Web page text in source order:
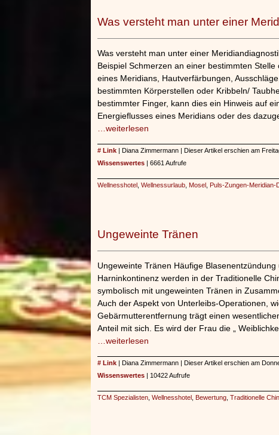
Was versteht man unter einer
Was versteht man unter einer
Beispiel Schmerzen an einer bestimmten Stelle
eines Meridians, Hautverfärbungen,
bestimmten Körperstellen oder Kribbeln/
bestimmter Finger, kann dies ein Hinweis auf
Energieflusses eines Meridians oder des
…weiterlesen
# Link | Diana Zimmermann | Dieser Artikel erschien am
Wissenswertes | 6661 Aufrufe
Wellnesshotel Wellnessurlaub Mosel Puls-Zungen-Meridian-
Ungeweinte Tränen
Ungeweinte Tränen Häufige Blasenentzündung
Harninkontinenz werden in der Traditionelle
symbolisch mit ungeweinten Tränen in
Auch der Aspekt von Unterleibs-Operationen,
Gebärmutterentfernung trägt einen
Anteil mit sich. Es wird der Frau die „
…weiterlesen
# Link | Diana Zimmermann | Dieser Artikel erschien am
Wissenswertes | 10422 Aufrufe
TCM Spezialisten Wellnesshotel Bewertung Traditionelle